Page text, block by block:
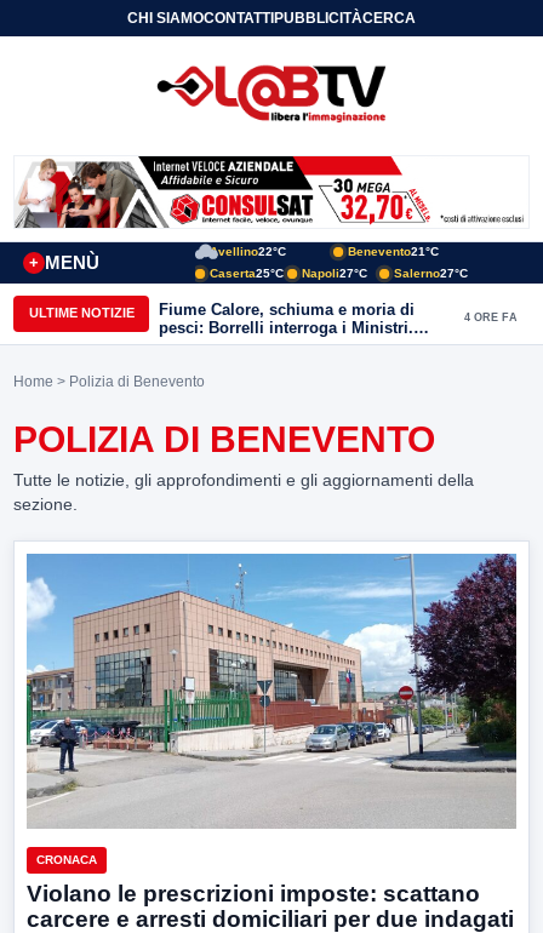
CHI SIAMOCONTATTIPUBBLICITÀCERCA
MENÙ
+
Avellino22°C Benevento21°C
Caserta25°C Napoli27°C Salerno27°C
ULTIME NOTIZIE
Fiume Calore, schiuma e moria di
pesci: Borrelli interroga i Ministri.
“Benevento paga l’assenza del
4 ORE FA
Home > Polizia di Benevento
POLIZIA DI BENEVENTO
Tutte le notizie, gli approfondimenti e gli aggiornamenti della
sezione.
CRONACA
Violano le prescrizioni imposte: scattano
carcere e arresti domiciliari per due indagati